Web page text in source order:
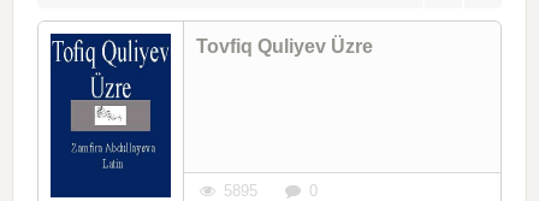
Tovfiq Quliyev Üzre
5895 0